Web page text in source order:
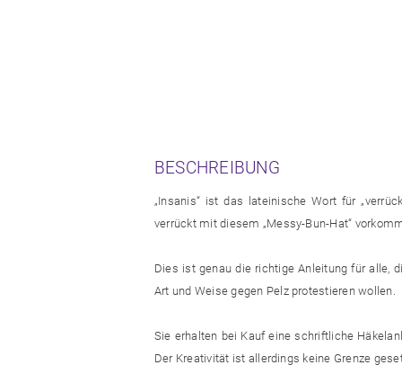
BESCHREIBUNG
„Insanis“ ist das lateinische Wort für
verrückt mit diesem „Messy-Bun-Hat“
Dies ist genau die richtige Anleitung für alle,
Art und Weise gegen Pelz protestieren wollen.
Sie erhalten bei Kauf eine schriftliche
Der Kreativität ist allerdings keine Grenze